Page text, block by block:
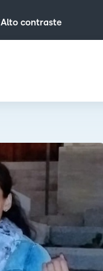
Alto contraste